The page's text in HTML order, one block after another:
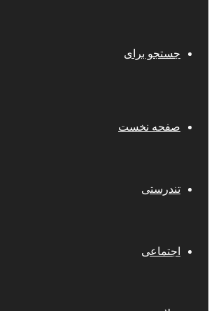
جستجو برای
صفحه نخست
تندرستی
اجتماعی